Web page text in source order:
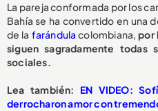
La pareja conformada por los
Bahía se ha convertido en una
de la farándula colombiana,por
siguen sagradamente todas
sociales.
Lea también: EN VIDEO:
derrocharon amor con